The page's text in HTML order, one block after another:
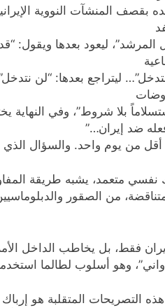
بقصف المنشآت النووية
المرشد”، ليعود بعدها ويقول:
ليتراجع بعدها: “لن
بلا شروط”، وفي النهاية
ضد إيران…”
من يوم واحد. والسؤال الذي
متعمد، يشبه طريقة
من الصقور
فقط، بل يخاطب الداخل
وهو أسلوب لطالما
التصريحات المتقلبة هو